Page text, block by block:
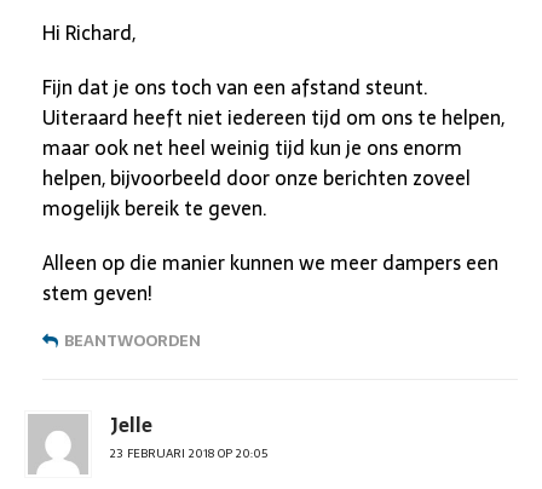
Hi Richard,
Fijn dat je ons toch van een afstand steunt.
Uiteraard heeft niet iedereen tijd om ons te helpen,
maar ook net heel weinig tijd kun je ons enorm
helpen, bijvoorbeeld door onze berichten zoveel
mogelijk bereik te geven.
Alleen op die manier kunnen we meer dampers een
stem geven!
BEANTWOORDEN
Jelle
23 FEBRUARI 2018 OP 20:05